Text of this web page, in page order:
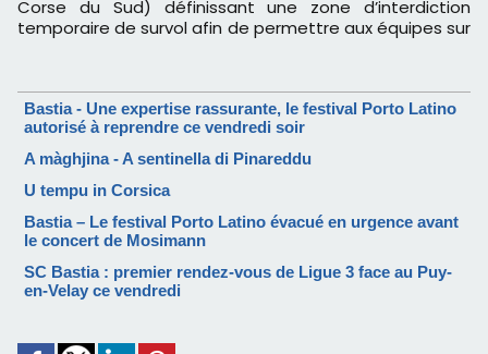
Corse du Sud) définissant une zone d’interdiction
temporaire de survol afin de permettre aux équipes sur
Bastia - Une expertise rassurante, le festival Porto Latino
autorisé à reprendre ce vendredi soir
A màghjina - A sentinella di Pinareddu
U tempu in Corsica
Bastia – Le festival Porto Latino évacué en urgence avant
le concert de Mosimann
SC Bastia : premier rendez-vous de Ligue 3 face au Puy-
en-Velay ce vendredi